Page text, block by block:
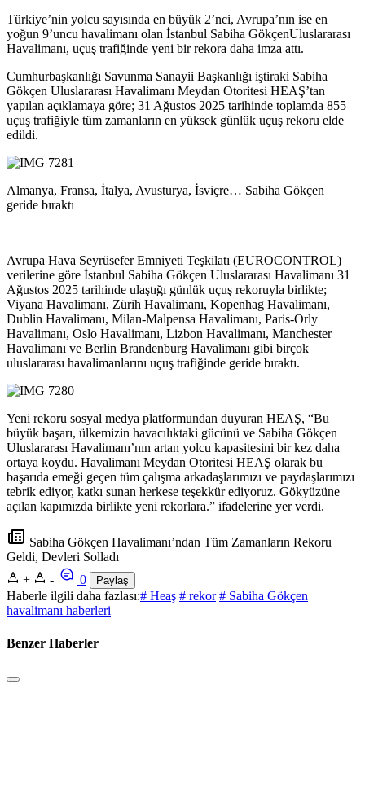
Türkiye’nin yolcu sayısında en büyük 2’nci, Avrupa’nın ise en
yoğun 9’uncu havalimanı olan İstanbul Sabiha GökçenUluslararası
Havalimanı, uçuş trafiğinde yeni bir rekora daha imza attı.
Cumhurbaşkanlığı Savunma Sanayii Başkanlığı iştiraki Sabiha
Gökçen Uluslararası Havalimanı Meydan Otoritesi HEAŞ’tan
yapılan açıklamaya göre; 31 Ağustos 2025 tarihinde toplamda 855
uçuş trafiğiyle tüm zamanların en yüksek günlük uçuş rekoru elde
edildi.
Almanya, Fransa, İtalya, Avusturya, İsviçre… Sabiha Gökçen
geride bıraktı
Avrupa Hava Seyrüsefer Emniyeti Teşkilatı (EUROCONTROL)
verilerine göre İstanbul Sabiha Gökçen Uluslararası Havalimanı 31
Ağustos 2025 tarihinde ulaştığı günlük uçuş rekoruyla birlikte;
Viyana Havalimanı, Zürih Havalimanı, Kopenhag Havalimanı,
Dublin Havalimanı, Milan-Malpensa Havalimanı, Paris-Orly
Havalimanı, Oslo Havalimanı, Lizbon Havalimanı, Manchester
Havalimanı ve Berlin Brandenburg Havalimanı gibi birçok
uluslararası havalimanlarını uçuş trafiğinde geride bıraktı.
Yeni rekoru sosyal medya platformundan duyuran HEAŞ, “Bu
büyük başarı, ülkemizin havacılıktaki gücünü ve Sabiha Gökçen
Uluslararası Havalimanı’nın artan yolcu kapasitesini bir kez daha
ortaya koydu. Havalimanı Meydan Otoritesi HEAŞ olarak bu
başarıda emeği geçen tüm çalışma arkadaşlarımızı ve paydaşlarımızı
tebrik ediyor, katkı sunan herkese teşekkür ediyoruz. Gökyüzüne
açılan kapımızda birlikte yeni rekorlara.” ifadelerine yer verdi.
Sabiha Gökçen Havalimanı’ndan Tüm Zamanların Rekoru
Geldi, Devleri Solladı
+
- 0 Paylaş
Haberle ilgili daha fazlası:# Heaş # rekor # Sabiha Gökçen
havalimanı haberleri
Benzer Haberler